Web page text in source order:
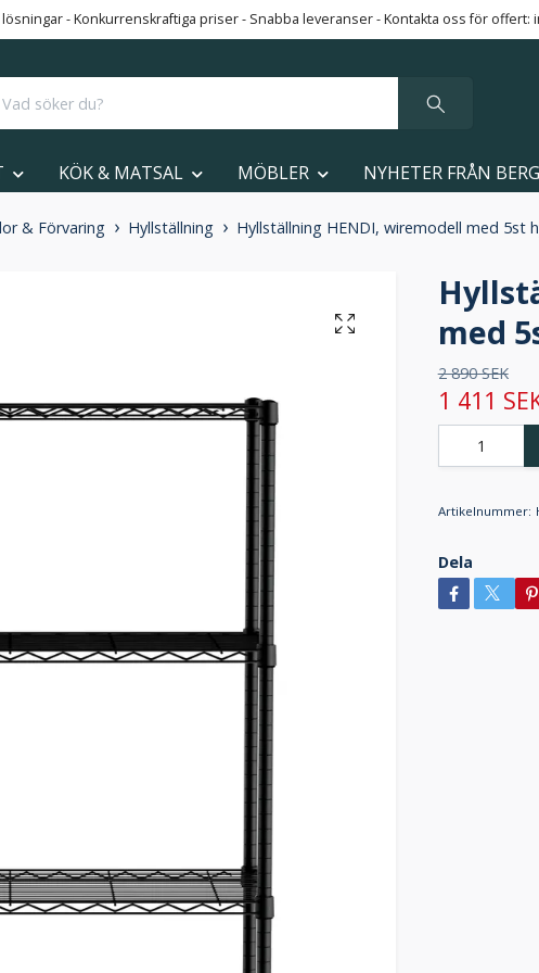
- Konkurrenskraftiga priser - Snabba leveranser - Kontakta oss för offert:
KÖK & MATSAL MÖBLER NYHETER FRÅN BERG
& Förvaring Hyllställning Hyllställning HENDI, wiremodell med 5st
med
2 890 SEK
1 411
Artikelnummer:
Dela